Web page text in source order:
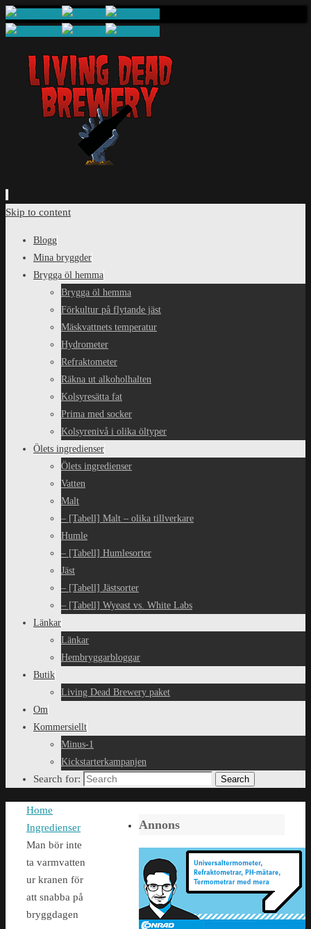
Skip to content
Blogg
Mina bryggder
Brygga öl hemma
Brygga öl hemma
Förkultur på flytande jäst
Mäskvattnets temperatur
Hydrometer
Refraktometer
Räkna ut alkoholhalten
Kolsyresätta fat
Prima med socker
Kolsyrenivå i olika öltyper
Ölets ingredienser
Ölets ingredienser
Vatten
Malt
– [Tabell] Malt – olika tillverkare
Humle
– [Tabell] Humlesorter
Jäst
– [Tabell] Jästsorter
– [Tabell] Wyeast vs. White Labs
Länkar
Länkar
Hembryggarbloggar
Butik
Living Dead Brewery paket
Om
Kommersiellt
Minus-1
Kickstarterkampanjen
Search for: Search
Home
Ingredienser
Man bör inte
ta varmvatten
ur kranen för
att snabba på
bryggdagen
Annons